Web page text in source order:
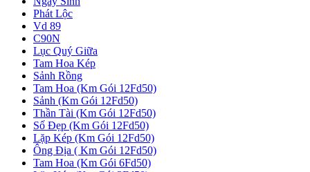
Phát Lộc
Vd 89
C90N
Lục Quý Giữa
Tam Hoa Kép
Sảnh Rồng
Tam Hoa (Km Gói 12Fd50)
Sảnh (Km Gói 12Fd50)
Thần Tài (Km Gói 12Fd50)
Số Đẹp (Km Gói 12Fd50)
Lặp Kép (Km Gói 12Fd50)
Ông Địa ( Km Gói 12Fd50)
Tam Hoa (Km Gói 6Fd50)